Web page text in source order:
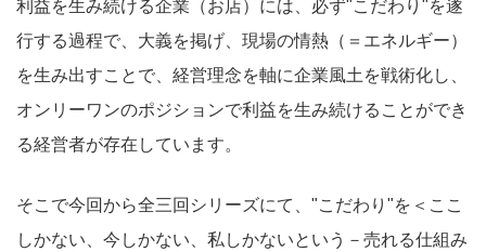
利益を生み続ける企業（お店）には、必ず"こだわり"を遂
行する過程で、大義を掲げ、現場の情熱（＝エネルギー）
を生み出すことで、経営理念を軸に企業風土を戦術化し、
オンリーワンのポジションで利益を生み続けることができ
る経営者が存在しています。
そこで今回から全三回シリーズにて、"こだわり"を＜ここ
しかない、今しかない、私しかないという－売れる仕組み